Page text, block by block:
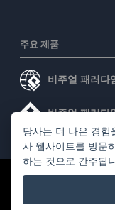
주요 제품
비주얼 패러다
비주얼 패러다
©2026 by Visual
당사는 더 나은 경
사 웹사이트를 방문
하는 것으로 간주됩